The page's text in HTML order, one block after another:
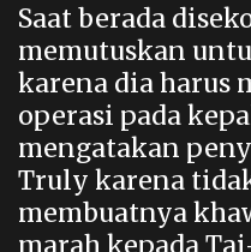
Saat berada
memutuskan
karena dia harus
operasi pada
mengatakan
Truly karena
membuatnya
marah kepada